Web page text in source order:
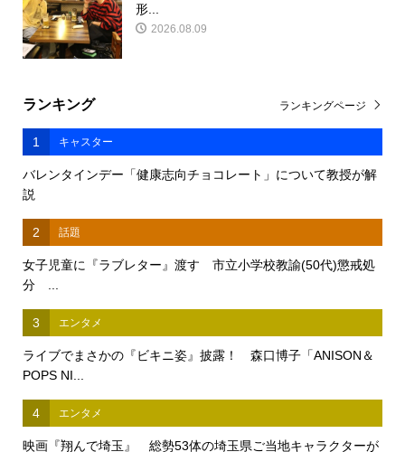
形...
2026.08.09
ランキング
1 キャスター
バレンタインデー「健康志向チョコレート」について教授が解
説
2 話題
女子児童に『ラブレター』渡す 市立小学校教諭(50代)懲戒処
分 ...
3 エンタメ
ライブでまさかの『ビキニ姿』披露！ 森口博子「ANISON＆
POPS NI...
4 エンタメ
映画『翔んで埼玉』 総勢53体の埼玉県ご当地キャラクターが
ランキングページ